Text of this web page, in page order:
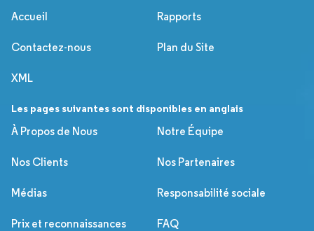
Accueil Rapports
Contactez-nous Plan du Site
XML
Les pages suivantes sont disponibles en anglais
À Propos de Nous
Notre Équipe
Nos Clients Nos Partenaires
Médias Responsabilité sociale
Prix et reconnaissances FAQ